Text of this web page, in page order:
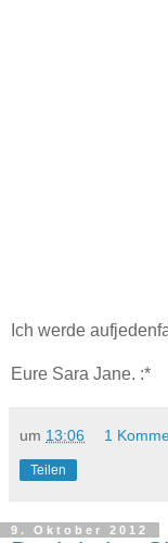
Ich werde
Eure Sara Jane. :*
um 13:06 1
Teilen
9. Oktober 2012